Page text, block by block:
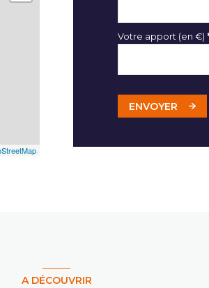
Votre apport (en €)
ENVOYER
A DÉCOUVRIR